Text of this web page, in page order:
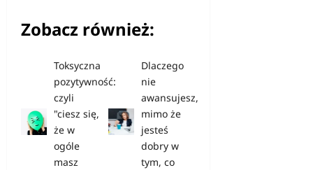
Zobacz również:
Toksyczna
pozytywność:
czyli
"ciesz się,
że w
ogóle
masz
Dlaczego
nie
awansujesz,
mimo że
jesteś
dobry w
tym, co